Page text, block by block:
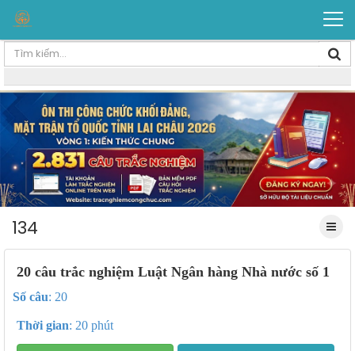
134
20 câu trắc nghiệm Luật Ngân hàng Nhà nước số 1
Số câu: 20
Thời gian: 20 phút